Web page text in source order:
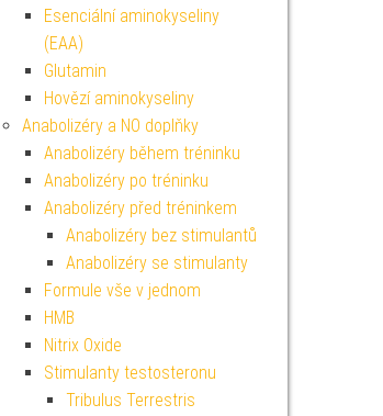
Esenciální aminokyseliny
(EAA)
Glutamin
Hovězí aminokyseliny
Anabolizéry a NO doplňky
Anabolizéry během tréninku
Anabolizéry po tréninku
Anabolizéry před tréninkem
Anabolizéry bez stimulantů
Anabolizéry se stimulanty
Formule vše v jednom
HMB
Nitrix Oxide
Stimulanty testosteronu
Tribulus Terrestris